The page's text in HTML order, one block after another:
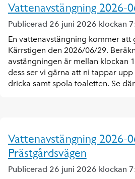
Vattenavstängning 2026-
Publicerad 26 juni 2026 klockan
En vattenavstängning kommer att
Kärrstigen den 2026/06/29.
avstängningen är mellan klockan
dess ser vi gärna att ni tappar
dricka samt spola toaletten. Se
Vattenavstängning 2026-
Prästgårdsvägen
Publicerad 26 juni 2026 klockan